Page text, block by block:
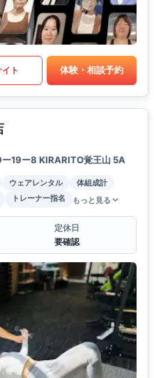
ト 体験・相談予約
19ー8 KIRARITO覚王山 5A
ウェアレンタル
体組成計
トレーナー指名 もっと見る
定休日
要確認